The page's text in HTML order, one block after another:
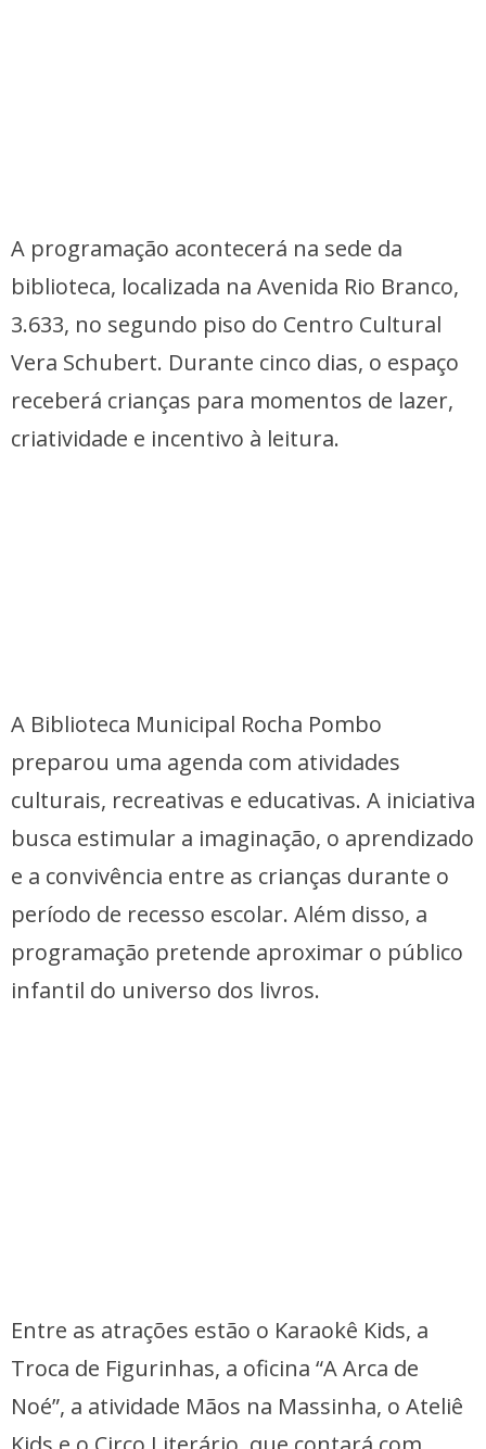
A programação acontecerá na sede da
biblioteca, localizada na Avenida Rio Branco,
3.633, no segundo piso do Centro Cultural
Vera Schubert. Durante cinco dias, o espaço
receberá crianças para momentos de lazer,
criatividade e incentivo à leitura.
A Biblioteca Municipal Rocha Pombo
preparou uma agenda com atividades
culturais, recreativas e educativas. A iniciativa
busca estimular a imaginação, o aprendizado
e a convivência entre as crianças durante o
período de recesso escolar. Além disso, a
programação pretende aproximar o público
infantil do universo dos livros.
Entre as atrações estão o Karaokê Kids, a
Troca de Figurinhas, a oficina “A Arca de
Noé”, a atividade Mãos na Massinha, o Ateliê